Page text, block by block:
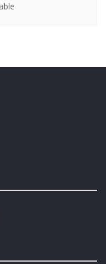
Website)
12वीं रिजल्ट
के परिणाम स्क्रीन पर
अपने पास रख लें।
Date & Link